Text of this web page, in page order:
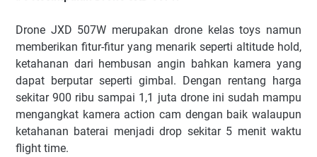
Drone JXD 507W merupakan drone kelas toys namun
memberikan fitur-fitur yang menarik seperti altitude hold,
ketahanan dari hembusan angin bahkan kamera yang
dapat berputar seperti gimbal. Dengan rentang harga
sekitar 900 ribu sampai 1,1 juta drone ini sudah mampu
mengangkat kamera action cam dengan baik walaupun
ketahanan baterai menjadi drop sekitar 5 menit waktu
flight time.